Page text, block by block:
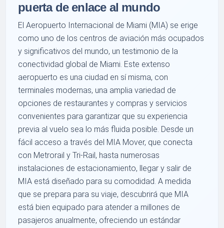
puerta de enlace al mundo
El Aeropuerto Internacional de Miami (MIA) se erige
como uno de los centros de aviación más ocupados
y significativos del mundo, un testimonio de la
conectividad global de Miami. Este extenso
aeropuerto es una ciudad en sí misma, con
terminales modernas, una amplia variedad de
opciones de restaurantes y compras y servicios
convenientes para garantizar que su experiencia
previa al vuelo sea lo más fluida posible. Desde un
fácil acceso a través del MIA Mover, que conecta
con Metrorail y Tri-Rail, hasta numerosas
instalaciones de estacionamiento, llegar y salir de
MIA está diseñado para su comodidad. A medida
que se prepara para su viaje, descubrirá que MIA
está bien equipado para atender a millones de
pasajeros anualmente, ofreciendo un estándar